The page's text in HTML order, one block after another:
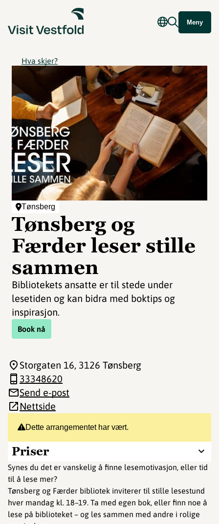
Meny
Hva skjer?
Tønsberg
Tønsberg og
Færder leser stille
sammen
Bibliotekets ansatte er til stede under
lesetiden og kan bidra med boktips og
inspirasjon.
Book nå
Dette arrangementet har vært.
Priser
Synes du det er vanskelig å finne lesemotivasjon, eller tid
til å lese mer?
Tønsberg og Færder bibliotek inviterer til stille lesestund
hver mandag kl. 18–19. Ta med egen bok, eller finn noe å
lese på biblioteket – og les sammen med andre i rolige
Storgaten 16, 3126 Tønsberg
33348620
Send e-post
Nettside